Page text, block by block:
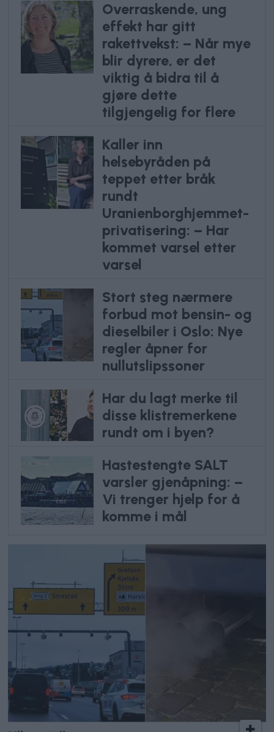
Overraskende, ung
effekt har gitt
rakettvekst: – Når mye
blir dyrere, er det
viktig å bidra til å
gjøre dette
tilgjengelig for flere
Kaller inn
helsebyråden på
teppet etter bråk
rundt
Uranienborghjemmet-
privatisering: – Har
kommet varsel etter
varsel
Stort steg nærmere
forbud mot bensin- og
dieselbiler i Oslo: Nye
regler åpner for
nullutslipssoner
Har du lagt merke til
disse klistremerkene
rundt om i byen?
Hastestengte SALT
varsler gjenåpning: –
Vi trenger hjelp for å
komme i mål